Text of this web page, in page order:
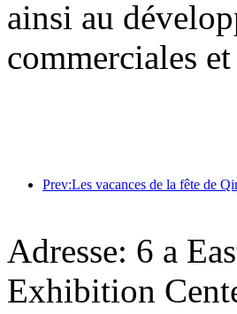
ainsi au
commerciales
Adresse: 6 a
Exhibition